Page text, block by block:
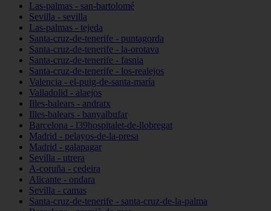
Las-palmas - san-bartolomé
Sevilla - sevilla
Las-palmas - tejeda
Santa-cruz-de-tenerife - puntagorda
Santa-cruz-de-tenerife - la-orotava
Santa-cruz-de-tenerife - fasnia
Santa-cruz-de-tenerife - los-realejos
Valencia - el-puig-de-santa-maría
Valladolid - alaejos
Illes-balears - andratx
Illes-balears - banyalbufar
Barcelona - l39hospitalet-de-llobregat
Madrid - pelayos-de-la-presa
Madrid - galapagar
Sevilla - utrera
A-coruña - cedeira
Alicante - ondara
Sevilla - camas
Santa-cruz-de-tenerife - santa-cruz-de-la-palma